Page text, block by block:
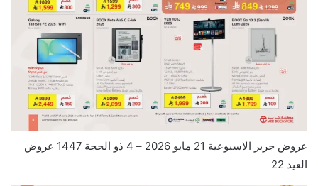
عروض جرير الاسبوعية 21 مايو 2026 – 4 ذو الحجة 1447 عروض
العيد 22